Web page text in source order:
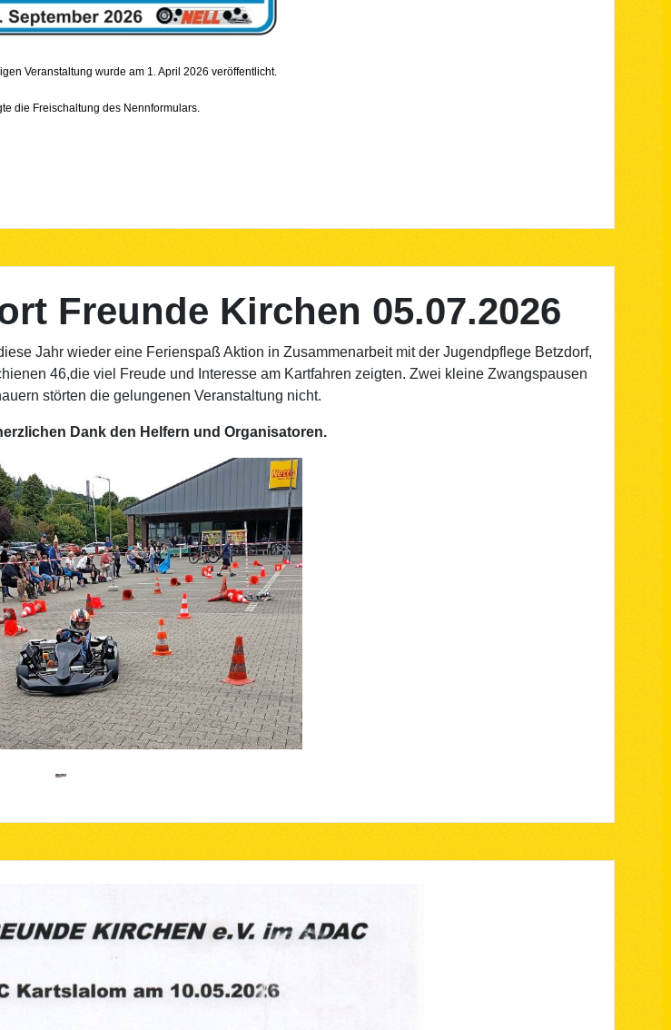
Veranstaltung wurde am 1. April 2026 veröffentlicht.
die Freischaltung des Nennformulars.
Freunde Kirchen 05.07.2026
Jahr wieder eine Ferienspaß Aktion in Zusammenarbeit mit der Jugendpflege Betzdorf,
46,die viel Freude und Interesse am Kartfahren zeigten. Zwei kleine Zwangspausen
störten die gelungenen Veranstaltung nicht.
Dank den Helfern und Organisatoren.